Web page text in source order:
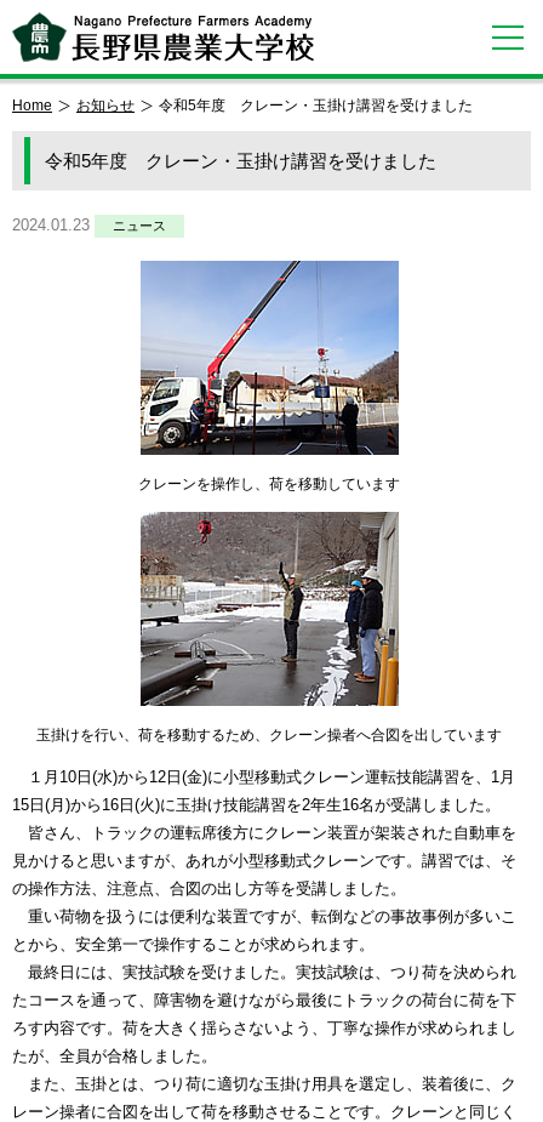
Home お知らせ 令和5年度 クレーン・玉掛け講習を受けました
令和5年度 クレーン・玉掛け講習を受けました
2024.01.23 ニュース
クレーンを操作し、荷を移動しています
玉掛けを行い、荷を移動するため、クレーン操者へ合図を出しています
１月10日(水)から12日(金)に小型移動式クレーン運転技能講習を、1月
15日(月)から16日(火)に玉掛け技能講習を2年生16名が受講しました。
皆さん、トラックの運転席後方にクレーン装置が架装された自動車を
見かけると思いますが、あれが小型移動式クレーンです。講習では、そ
の操作方法、注意点、合図の出し方等を受講しました。
重い荷物を扱うには便利な装置ですが、転倒などの事故事例が多いこ
とから、安全第一で操作することが求められます。
最終日には、実技試験を受けました。実技試験は、つり荷を決められ
たコースを通って、障害物を避けながら最後にトラックの荷台に荷を下
ろす内容です。荷を大きく揺らさないよう、丁寧な操作が求められまし
たが、全員が合格しました。
また、玉掛とは、つり荷に適切な玉掛け用具を選定し、装着後に、ク
レーン操者に合図を出して荷を移動させることです。クレーンと同じく